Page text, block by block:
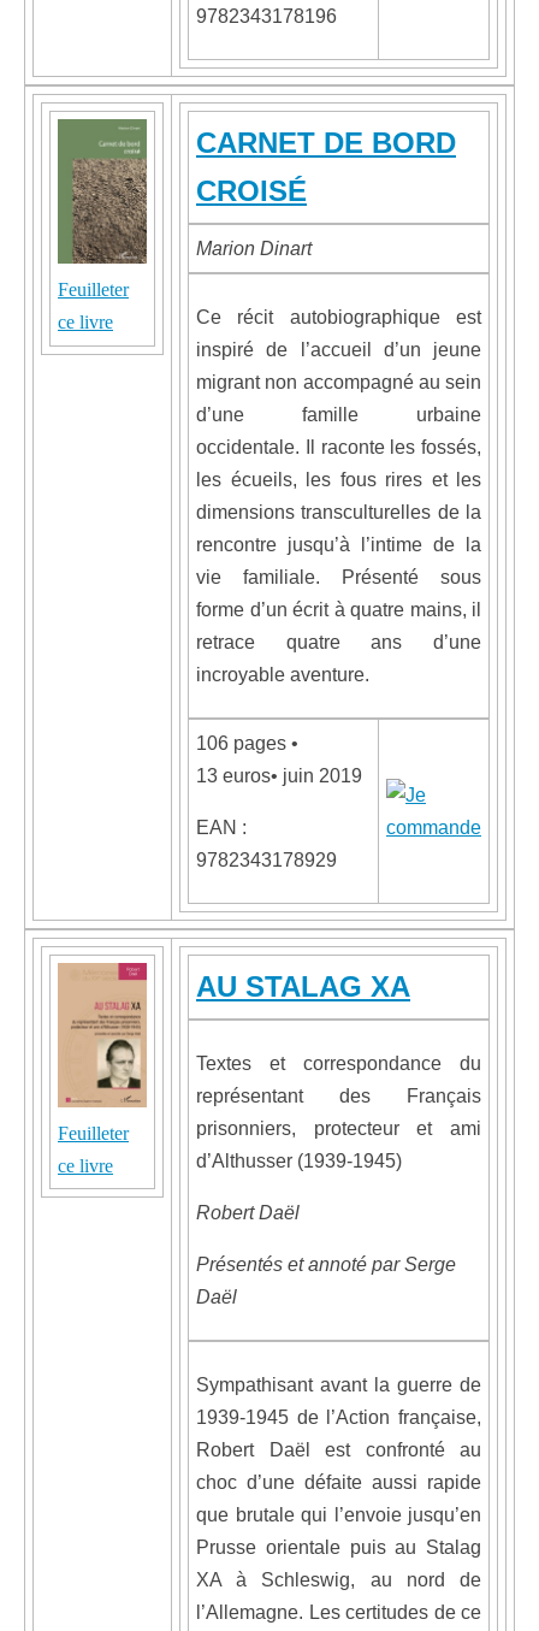
9782343178196
Feuilleter
ce livre
CARNET DE BORD
CROISÉ
Marion Dinart
Ce récit autobiographique est
inspiré de l’accueil d’un jeune
migrant non accompagné au sein
d’une famille urbaine
occidentale. Il raconte les fossés,
les écueils, les fous rires et les
dimensions transculturelles de la
rencontre jusqu’à l’intime de la
vie familiale. Présenté sous
forme d’un écrit à quatre mains, il
retrace quatre ans d’une
incroyable aventure.
106 pages •
13 euros• juin 2019
EAN :
9782343178929
Feuilleter
ce livre
AU STALAG XA
Textes et correspondance du
représentant des Français
prisonniers, protecteur et ami
d’Althusser (1939-1945)
Robert Daël
Présentés et annoté par Serge
Daël
Sympathisant avant la guerre de
1939-1945 de l’Action française,
Robert Daël est confronté au
choc d’une défaite aussi rapide
que brutale qui l’envoie jusqu’en
Prusse orientale puis au Stalag
XA à Schleswig, au nord de
l’Allemagne. Les certitudes de ce